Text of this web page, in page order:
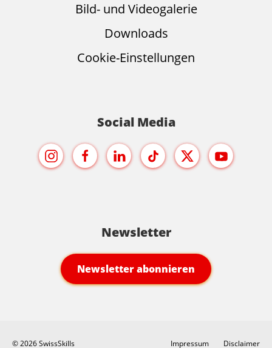
Bild- und Videogalerie
Downloads
Cookie-Einstellungen
Social Media
Newsletter
Newsletter abonnieren
© 2026 SwissSkills Impressum Disclaimer